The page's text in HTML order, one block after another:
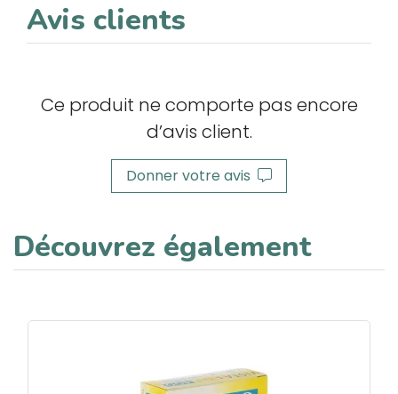
Avis clients
Ce produit ne comporte pas encore
d’avis client.
Donner votre avis
Découvrez également